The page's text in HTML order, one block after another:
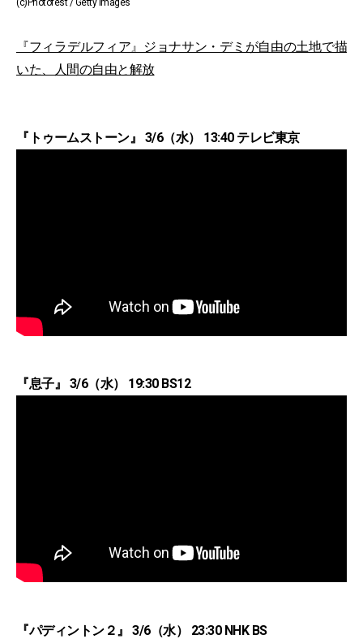
『フィラデルフィア』ジョナサン・デミが自由の土地で描
いた、人間の自由と解放
『トゥームストーン』 3/6（水） 13:40 テレビ東京
『息子』 3/6（水） 19:30 BS12
『パディントン２』 3/6（水） 23:30 NHK BS